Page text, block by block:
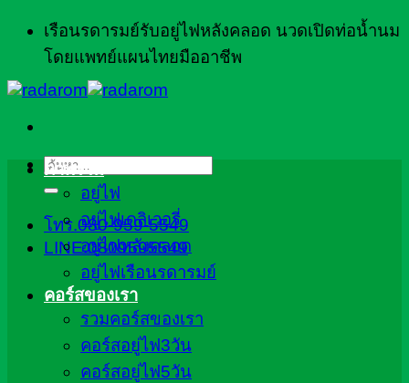
ข้าม
ยัง
เรือนรดารมย์รับอยู่ไฟหลังคลอด นวดเปิดท่อน้ำนม
โดยแพทย์แผนไทยมืออาชีพ
ค้นหา:
โทร.080-959-5549
LINE:0809595549
ภาพรวม
อยู่ไฟ
อยู่ไฟเดลิเวอรี่
อยู่ไฟหลังคลอด
อยู่ไฟเรือนรดารมย์
คอร์สของเรา
รวมคอร์สของเรา
คอร์สอยู่ไฟ3วัน
คอร์สอยู่ไฟ5วัน